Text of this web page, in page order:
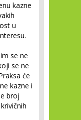
kazne
u
se ne
se ne
će
kazne i
broj